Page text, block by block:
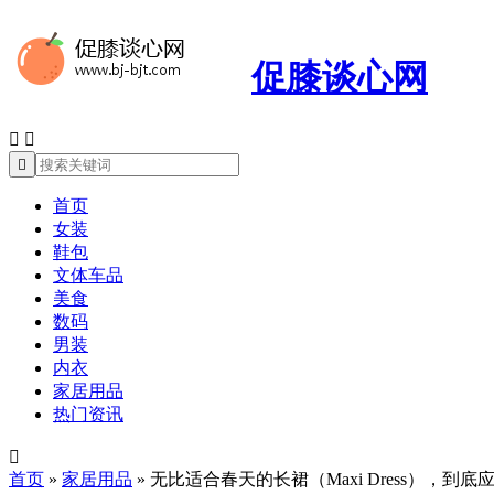
促膝谈心网
 

首页
女装
鞋包
文体车品
美食
数码
男装
内衣
家居用品
热门资讯

首页 » 家居用品 » 无比适合春天的长裙（Maxi Dress），到底